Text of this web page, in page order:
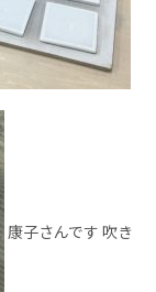
康子さんです 吹き